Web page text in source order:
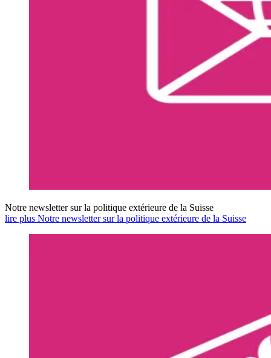
Notre newsletter sur la politique extérieure de la Suisse
lire plus Notre newsletter sur la politique extérieure de la Suisse